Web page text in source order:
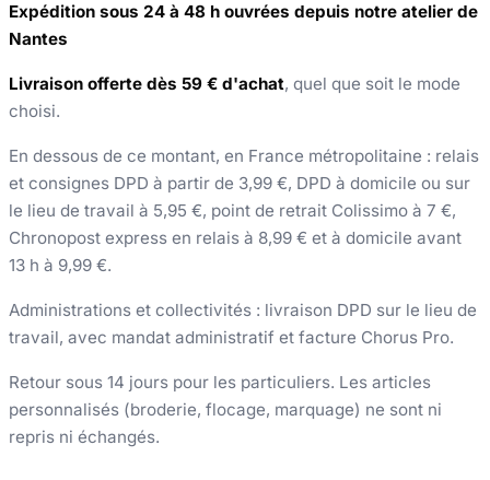
Expédition sous 24 à 48 h ouvrées depuis notre atelier de
Nantes
Livraison offerte dès 59 € d'achat, quel que soit le mode
choisi.
En dessous de ce montant, en France métropolitaine : relais
et consignes DPD à partir de 3,99 €, DPD à domicile ou sur
le lieu de travail à 5,95 €, point de retrait Colissimo à 7 €,
Chronopost express en relais à 8,99 € et à domicile avant
13 h à 9,99 €.
Administrations et collectivités : livraison DPD sur le lieu de
travail, avec mandat administratif et facture Chorus Pro.
Retour sous 14 jours pour les particuliers. Les articles
personnalisés (broderie, flocage, marquage) ne sont ni
repris ni échangés.